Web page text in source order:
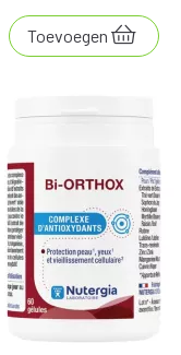
Toevoegen